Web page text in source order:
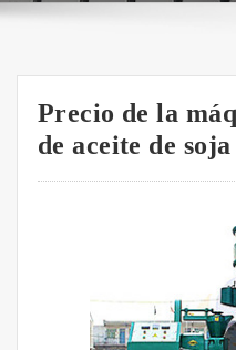
Precio de la
de aceite de